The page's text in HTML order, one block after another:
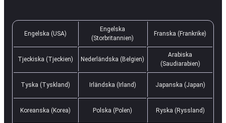
Engelska (USA)
Engelska
(Storbritannien)
Franska (Frankrike)
Tjeckiska (Tjeckien) Nederländska (Belgien)
Arabiska
(Saudiarabien)
Tyska (Tyskland) Irländska (Irland) Japanska (Japan)
Koreanska (Korea) Polska (Polen) Ryska (Ryssland)